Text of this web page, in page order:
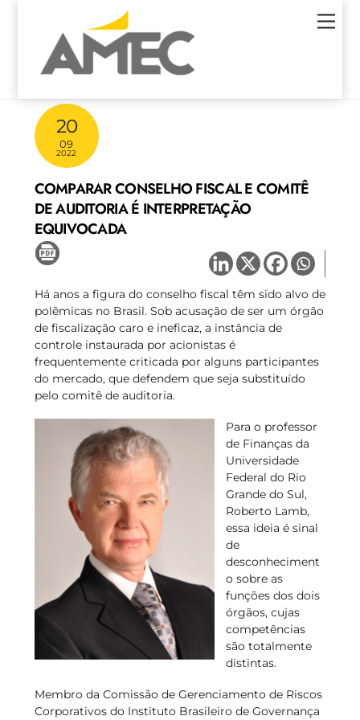
20
09
2022
COMPARAR CONSELHO FISCAL E COMITÊ
DE AUDITORIA É INTERPRETAÇÃO
EQUIVOCADA
Há anos a figura do conselho fiscal têm sido alvo de
polêmicas no Brasil. Sob acusação de ser um órgão
de fiscalização caro e ineficaz, a instância de
controle instaurada por acionistas é
frequentemente criticada por alguns participantes
do mercado, que defendem que seja substituído
pelo comitê de auditoria.
Para o professor
de Finanças da
Universidade
Federal do Rio
Grande do Sul,
Roberto Lamb,
essa ideia é sinal
de
desconheciment
o sobre as
funções dos dois
órgãos, cujas
competências
são totalmente
distintas.
Membro da Comissão de Gerenciamento de Riscos
Corporativos do Instituto Brasileiro de Governança